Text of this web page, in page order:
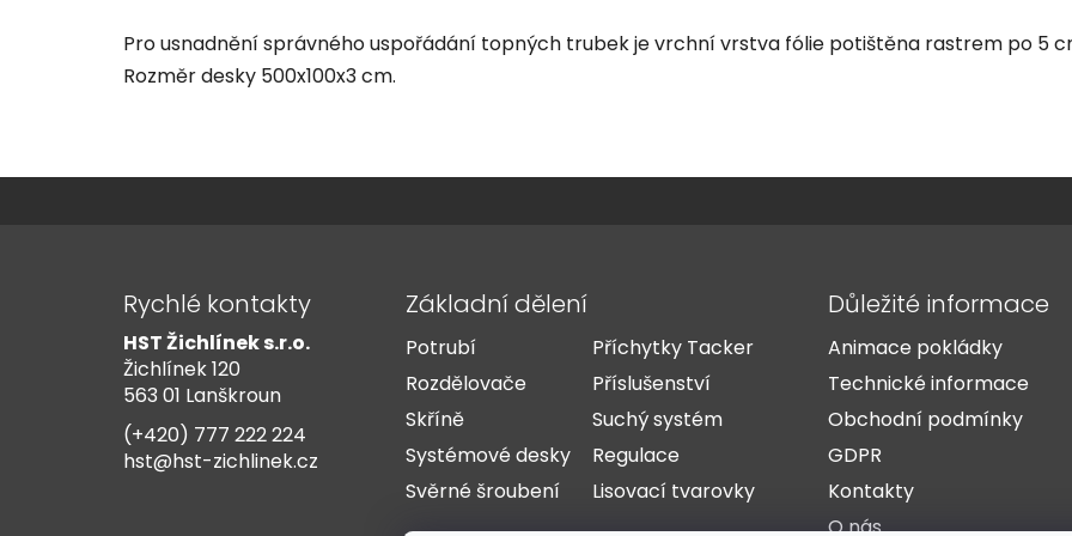
Pro usnadnění správného uspořádání topných trubek je vrchní vrstva fólie potištěna rastrem po 5
Rozměr desky 500x100x3 cm.
Rychlé kontakty
HST Žichlínek s.r.o.
Žichlínek 120
563 01 Lanškroun
(+420) 777 222 224
hst@hst-zichlinek.cz
Základní dělení
Potrubí
Příchytky Tacker
Rozdělovače
Příslušenství
Skříně
Suchý systém
Systémové desky
Regulace
Svěrné šroubení
Lisovací tvarovky
Důležité informace
Animace pokládky
Technické informace
Obchodní podmínky
GDPR
Kontakty
O nás